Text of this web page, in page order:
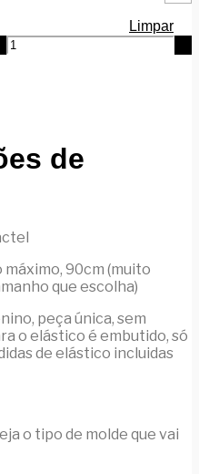
Limpar
de
90cm (muito
que escolha)
peça única, sem
o elástico é embutido, só
de elástico incluidas
o tipo de molde que vai